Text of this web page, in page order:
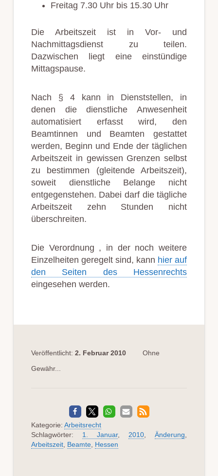
Freitag 7.30 Uhr bis 15.30 Uhr
Die Arbeitszeit ist in Vor- und
Nachmittagsdienst zu teilen.
Dazwischen liegt eine einstündige
Mittagspause.
Nach § 4 kann in Dienststellen, in
denen die dienstliche Anwesenheit
automatisiert erfasst wird, den
Beamtinnen und Beamten gestattet
werden, Beginn und Ende der täglichen
Arbeitszeit in gewissen Grenzen selbst
zu bestimmen (gleitende Arbeitszeit),
soweit dienstliche Belange nicht
entgegenstehen. Dabei darf die tägliche
Arbeitszeit zehn Stunden nicht
überschreiten.
Die Verordnung , in der noch weitere
Einzelheiten geregelt sind, kann hier auf
den Seiten des Hessenrechts
eingesehen werden.
Veröffentlicht: 2. Februar 2010
Ohne
Gewähr...
Kategorie: Arbeitsrecht
Schlagwörter: 1. Januar, 2010 ,Änderung
Arbeitszeit, Beamte, Hessen